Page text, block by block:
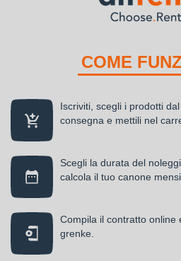
COME
Iscriviti, scegli i prodotti
consegna e mettili nel
Scegli la durata del
calcola il tuo canone
Compila il contratto online
grenke.